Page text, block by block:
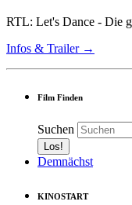
RTL: Let's Dance - Die
Infos & Trailer →
Film Finden
Suchen
Demnächst
KINOSTART